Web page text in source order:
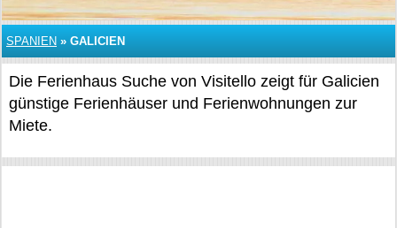
SPANIEN » GALICIEN
Die Ferienhaus Suche von Visitello zeigt für Galicien
günstige Ferienhäuser und Ferienwohnungen zur
Miete.